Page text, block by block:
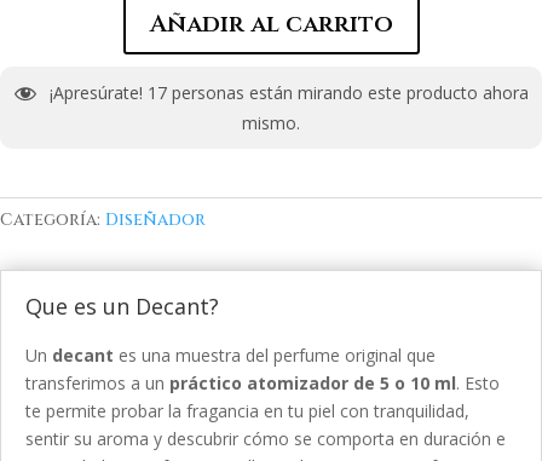
Añadir al carrito
¡Apresúrate! 17 personas están mirando este producto ahora
mismo.
Categoría: Diseñador
Que es un Decant?
Un decant es una muestra del perfume original que
transferimos a un práctico atomizador de 5 o 10 ml. Esto
te permite probar la fragancia en tu piel con tranquilidad,
sentir su aroma y descubrir cómo se comporta en duración e